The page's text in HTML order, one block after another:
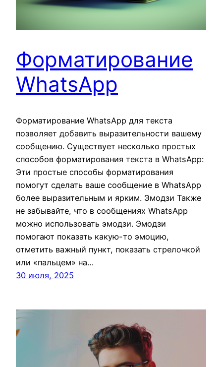
Форматирование
WhatsApp
Форматирование WhatsApp для текста
позволяет добавить выразительности вашему
сообщению. Существует несколько простых
способов форматирования текста в WhatsApp:
Эти простые способы форматирования
помогут сделать ваше сообщение в WhatsApp
более выразительным и ярким. Эмодзи Также
не забывайте, что в сообщениях WhatsApp
можно использовать эмодзи. Эмодзи
помогают показать какую-то эмоцию,
отметить важный пункт, показать стрелочкой
или «пальцем» на…
30 июля, 2025